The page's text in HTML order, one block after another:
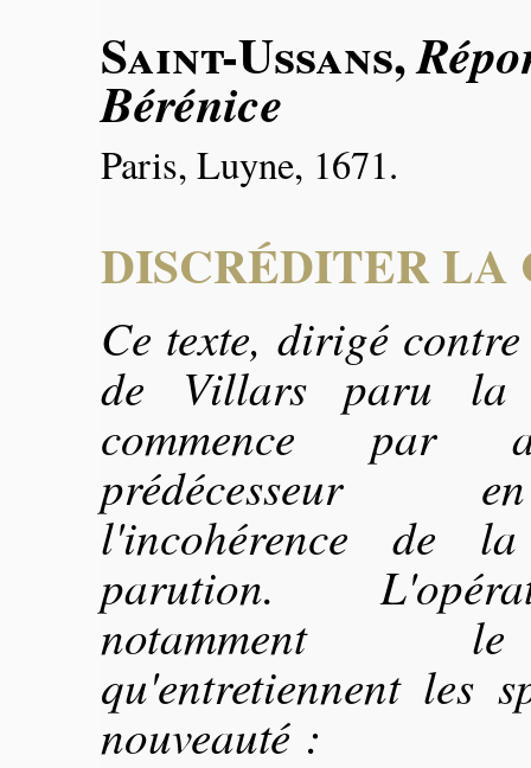
Saint-Ussans,
Bérénice
Paris, Luyne, 1671.
DISCRÉDITER LA
Ce texte, dirigé
de Villars paru la
commence par
prédécesseur
l'incohérence de
parution.
notamment
qu'entretiennent les
nouveauté :